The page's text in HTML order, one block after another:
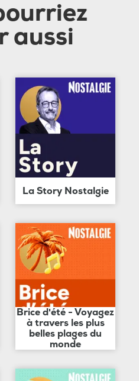
aussi
La Story Nostalgie
Brice d'été - Voyagez
à travers les plus
belles plages du
monde